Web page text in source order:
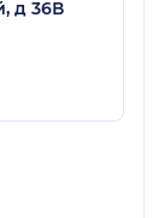
д 36В